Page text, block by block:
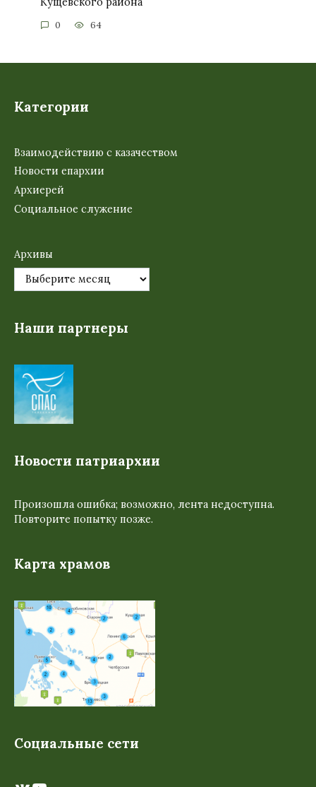
0 64
Категории
Взаимодействию с казачеством
Новости епархии
Архиерей
Социальное служение
Архивы
Наши партнеры
Новости патриархии
Произошла ошибка; возможно, лента недоступна.
Повторите попытку позже.
Карта храмов
Социальные сети